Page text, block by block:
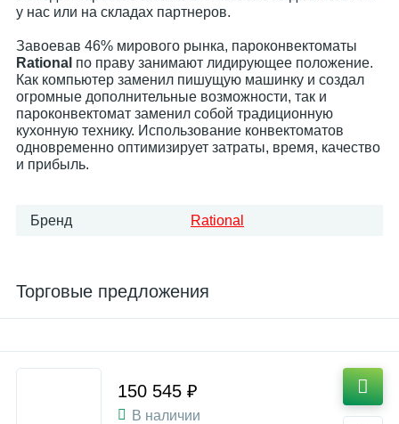
у нас или на складах партнеров.
Завоевав 46% мирового рынка, пароконвектоматы
Rational по праву занимают лидирующее положение.
Как компьютер заменил пишущую машинку и создал
огромные дополнительные возможности, так и
пароконвектомат заменил собой традиционную
кухонную технику. Использование конвектоматов
одновременно оптимизирует затраты, время, качество
и прибыль.
Бренд Rational
Торговые предложения
150 545 ₽
В наличии